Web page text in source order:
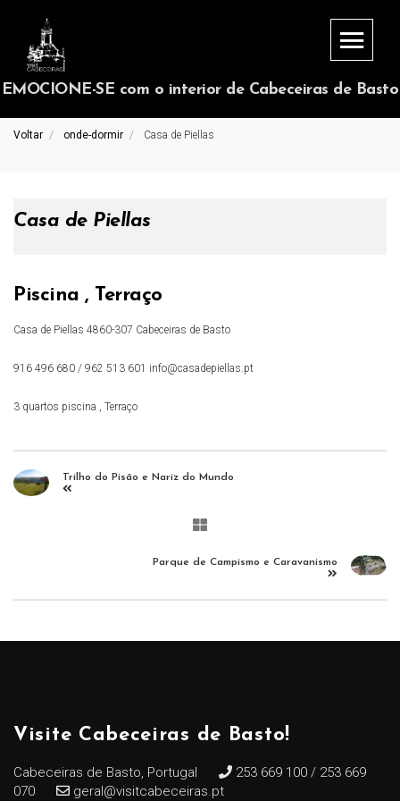
EMOCIONE-SE com o interior de Cabeceiras de Basto
Voltar onde-dormir Casa de Piellas
Casa de Piellas
Piscina , Terraço
Casa de Piellas 4860-307 Cabeceiras de Basto
916 496 680 / 962 513 601 info@casadepiellas.pt
3 quartos piscina , Terraço
Trilho do Pisão e Nariz do Mundo
Parque de Campismo e Caravanismo
Visite Cabeceiras de Basto!
Cabeceiras de Basto, Portugal
253 669 100 / 253 669
070
geral@visitcabeceiras.pt